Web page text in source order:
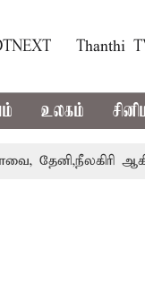
Thanthi
உலகம்
ஆகிய